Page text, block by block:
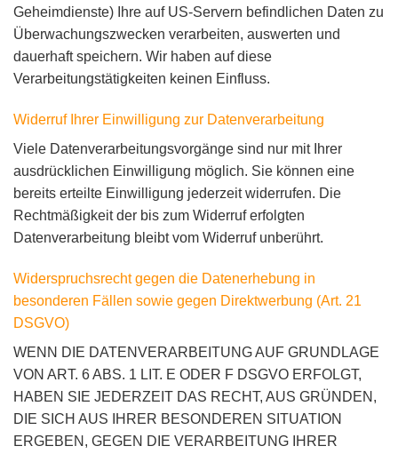
Geheimdienste) Ihre auf US-Servern befindlichen Daten zu
Überwachungszwecken verarbeiten, auswerten und
dauerhaft speichern. Wir haben auf diese
Verarbeitungstätigkeiten keinen Einfluss.
Widerruf Ihrer Einwilligung zur Datenverarbeitung
Viele Datenverarbeitungsvorgänge sind nur mit Ihrer
ausdrücklichen Einwilligung möglich. Sie können eine
bereits erteilte Einwilligung jederzeit widerrufen. Die
Rechtmäßigkeit der bis zum Widerruf erfolgten
Datenverarbeitung bleibt vom Widerruf unberührt.
Widerspruchsrecht gegen die Datenerhebung in
besonderen Fällen sowie gegen Direktwerbung (Art. 21
DSGVO)
WENN DIE DATENVERARBEITUNG AUF GRUNDLAGE
VON ART. 6 ABS. 1 LIT. E ODER F DSGVO ERFOLGT,
HABEN SIE JEDERZEIT DAS RECHT, AUS GRÜNDEN,
DIE SICH AUS IHRER BESONDEREN SITUATION
ERGEBEN, GEGEN DIE VERARBEITUNG IHRER